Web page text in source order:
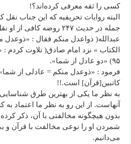
کسی را ثقه معرفی کرده‌اند؟!
البته روایات تحریفیه که این جناب
جمله در حدیث ۲۴۷ روضه
عبدالله( ذواعدل منکم فقال : «ذوعدل
الکتاب » نزد امام صادق( تلاوت کردم :
۹۵) «دو عادل از شما».
فرمود : «ذوعدل منکم = عادلی از شما»
کاتبین[قرآن] است.!!
به نظر ما یکی از بهترین طرق
آنهاست. از این رو به نظر ما اعتماد به
بدون هیچگونه مخالفتی با آن، ذکر
‌شمردن او را نوعی مخالفت با قرآن و
می‌دانیم.